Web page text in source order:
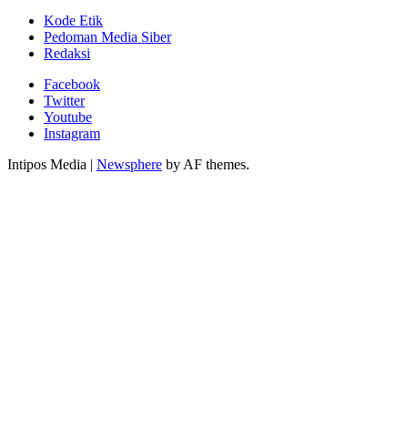
Kode Etik
Pedoman Media Siber
Redaksi
Facebook
Twitter
Youtube
Instagram
Intipos Media | Newsphere by AF themes.